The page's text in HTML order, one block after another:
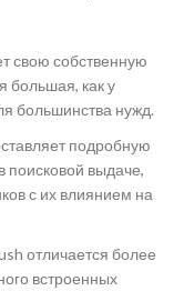
свою собственную
большая, как у
большинства нужд.
подробную
выдаче,
с их влиянием на
отличается более
встроенных